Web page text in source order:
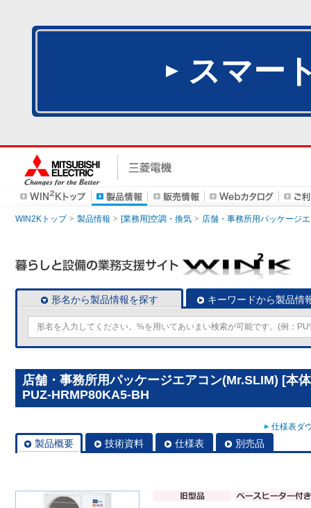
スマー
WIN2Kトップ 製品情報 [業務用]空調・換気 店舗・事務所用パッケージ
形名から製品情報を探す キーワードから製品情
店舗・事務所用パッケージエアコン(Mr.SLIM) [本
PUZ-HRMP80KA5-BH
仕様表ダ
製品概要 技術資料 仕様表 別売品